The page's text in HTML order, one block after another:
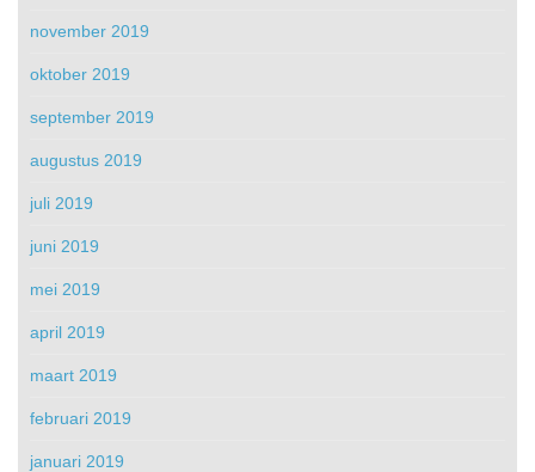
november 2019
oktober 2019
september 2019
augustus 2019
juli 2019
juni 2019
mei 2019
april 2019
maart 2019
februari 2019
januari 2019